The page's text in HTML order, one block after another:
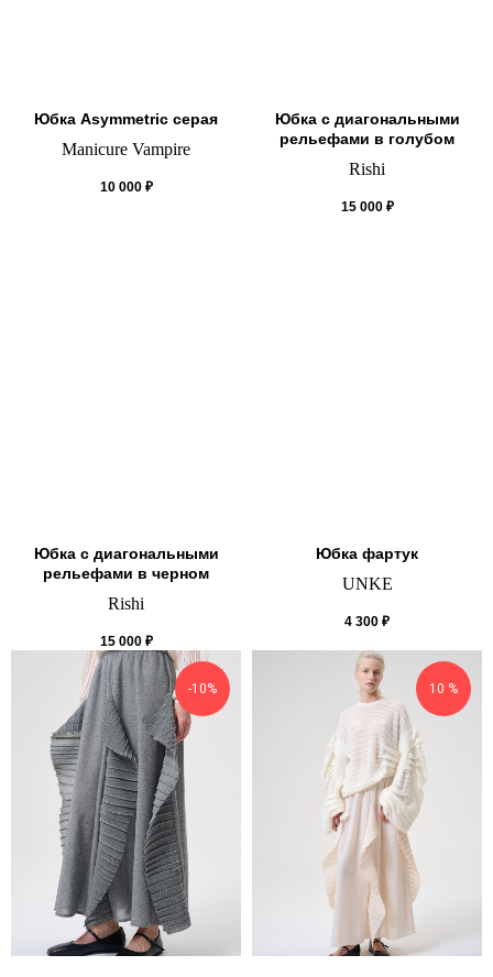
Юбка Asymmetric серая
Manicure Vampire
10 000 ₽
Юбка с диагональными
рельефами в голубом
Rishi
15 000 ₽
Юбка с диагональными
рельефами в черном
Rishi
15 000 ₽
Юбка фартук
UNKE
4 300 ₽
-10% 10 %